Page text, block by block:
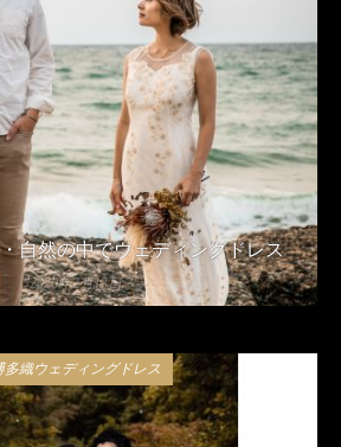
自然の中でウェディングドレス
2020年2月13日
多織ウェディングドレス